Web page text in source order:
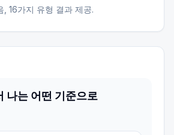
, 16가지 유형 결과 제공.
나는 어떤 기준으로